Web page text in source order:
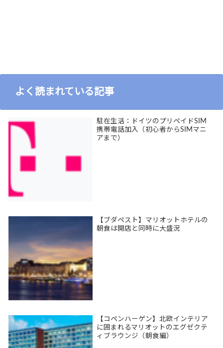
よく読まれている記事
駐在生活：ドイツのプリペイドSIM
携帯電話加入（初心者からSIMマニ
アまで）
【ブダペスト】マリオットホテルの
朝食は開店と同時に大盛況
【コペンハーゲン】北欧インテリア
に囲まれるマリオットのエグゼクテ
ィブラウンジ（朝食編）